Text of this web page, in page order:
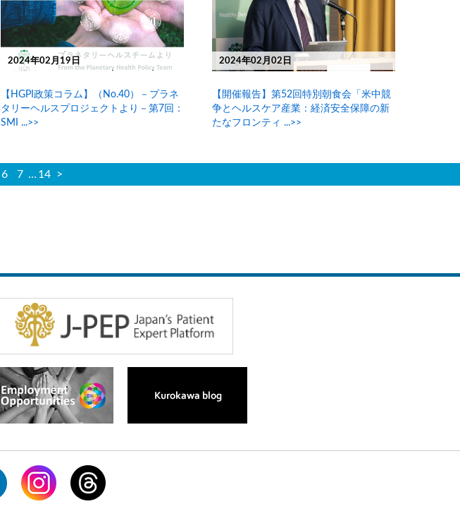
2024年02月19日
【HGPI政策コラム】（No.40）－プラネ
タリーヘルスプロジェクトより－第7回：
SMI ...>>
2024年02月02日
【開催報告】第52回特別朝食会「米中競
争とヘルスケア産業：経済安全保障の新
たなフロンティ ...>>
6 7 … 14 >